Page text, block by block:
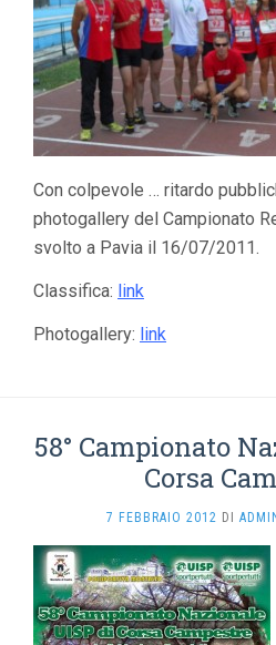
Con colpevole … ritardo
photogallery del Campionato
svolto a Pavia il 16/07/2011.
Classifica: link
Photogallery: link
58° Campionato
Corsa
7 FEBBRAIO 2012 DI